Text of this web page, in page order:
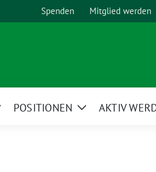
Spenden Mitglied werden
POSITIONEN
ZeigeAKTIV